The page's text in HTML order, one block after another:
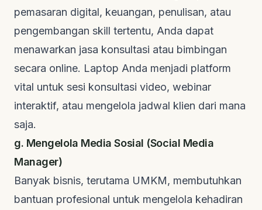
pemasaran digital, keuangan, penulisan, atau
pengembangan skill tertentu, Anda dapat
menawarkan jasa konsultasi atau bimbingan
secara online. Laptop Anda menjadi platform
vital untuk sesi konsultasi video, webinar
interaktif, atau mengelola jadwal klien dari mana
saja.
g. Mengelola Media Sosial (Social Media
Manager)
Banyak bisnis, terutama UMKM, membutuhkan
bantuan profesional untuk mengelola kehadiran